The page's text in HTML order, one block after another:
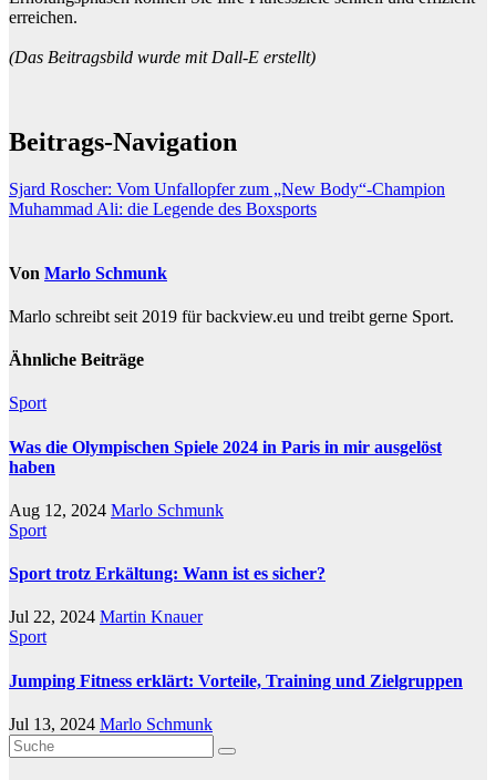
erreichen.
(Das Beitragsbild wurde mit Dall-E erstellt)
Beitrags-Navigation
Sjard Roscher: Vom Unfallopfer zum „New Body“-Champion
Muhammad Ali: die Legende des Boxsports
Von Marlo Schmunk
Marlo schreibt seit 2019 für backview.eu und treibt gerne Sport.
Ähnliche Beiträge
Sport
Was die Olympischen Spiele 2024 in Paris in mir ausgelöst
haben
Aug 12, 2024 Marlo Schmunk
Sport
Sport trotz Erkältung: Wann ist es sicher?
Jul 22, 2024 Martin Knauer
Sport
Jumping Fitness erklärt: Vorteile, Training und Zielgruppen
Jul 13, 2024 Marlo Schmunk